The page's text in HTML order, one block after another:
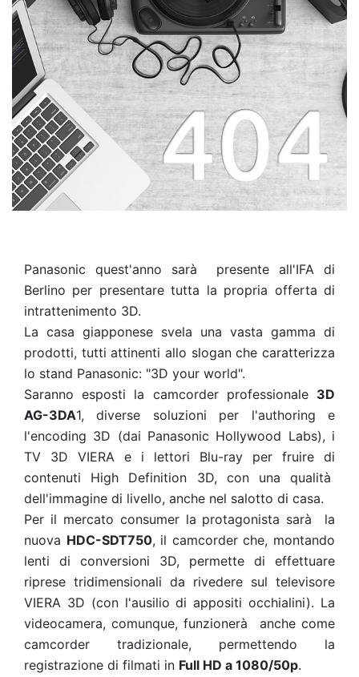
Panasonic quest'anno sarà presente all'IFA di
Berlino per presentare tutta la propria offerta di
intrattenimento 3D.
La casa giapponese svela una vasta gamma di
prodotti, tutti attinenti allo slogan che caratterizza
lo stand Panasonic: "3D your world".
Saranno esposti la camcorder professionale 3D
AG-3DA1, diverse soluzioni per l'authoring e
l'encoding 3D (dai Panasonic Hollywood Labs), i
TV 3D VIERA e i lettori Blu-ray per fruire di
contenuti High Definition 3D, con una qualità
dell'immagine di livello, anche nel salotto di casa.
Per il mercato consumer la protagonista sarà la
nuova HDC-SDT750, il camcorder che, montando
lenti di conversioni 3D, permette di effettuare
riprese tridimensionali da rivedere sul televisore
VIERA 3D (con l'ausilio di appositi occhialini). La
videocamera, comunque, funzionerà anche come
camcorder tradizionale, permettendo la
registrazione di filmati in Full HD a 1080/50p.